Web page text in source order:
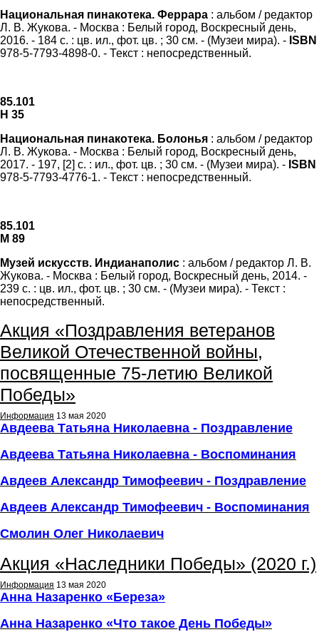
Национальная пинакотека. Феррара : альбом / редактор
Л. В. Жукова. - Москва : Белый город, Воскресный день,
2016. - 184 с. : цв. ил., фот. цв. ; 30 см. - (Музеи мира). - ISBN
978-5-7793-4898-0. - Текст : непосредственный.
85.101
Н 35
Национальная пинакотека. Болонья : альбом / редактор
Л. В. Жукова. - Москва : Белый город, Воскресный день,
2017. - 197, [2] с. : ил., фот. цв. ; 30 см. - (Музеи мира). - ISBN
978-5-7793-4776-1. - Текст : непосредственный.
85.101
М 89
Музей искусств. Индианаполис : альбом / редактор Л. В.
Жукова. - Москва : Белый город, Воскресный день, 2014. -
239 с. : цв. ил., фот. цв. ; 30 см. - (Музеи мира). - Текст :
непосредственный.
Акция «Поздравления ветеранов
Великой Отечественной войны,
посвященные 75-летию Великой
Победы»
Информация 13 мая 2020
Авдеева Татьяна Николаевна - Поздравление
Авдеева Татьяна Николаевна - Воспоминания
Авдеев Александр Тимофеевич - Поздравление
Авдеев Александр Тимофеевич - Воспоминания
Смолин Олег Николаевич
Акция «Наследники Победы» (2020 г.)
Информация 13 мая 2020
Анна Назаренко «Береза»
Анна Назаренко «Что такое День Победы»